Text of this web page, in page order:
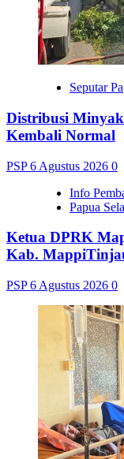
Seputar
Distribusi
Kembali Normal
PSP6 Agustus 2026 0
Info
Papua
Ketua DPRK
Kab.
PSP6 Agustus 2026 0